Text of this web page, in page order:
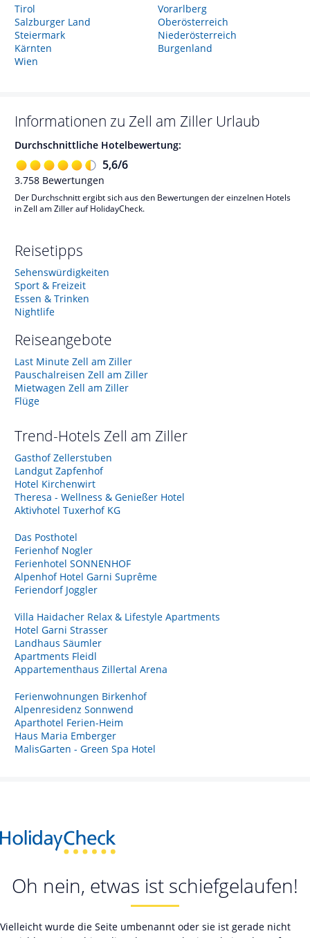
Tirol
Salzburger Land
Steiermark
Kärnten
Wien
Vorarlberg
Oberösterreich
Niederösterreich
Burgenland
Informationen zu Zell am Ziller Urlaub
Durchschnittliche Hotelbewertung:
5,6/6
3.758 Bewertungen
Der Durchschnitt ergibt sich aus den Bewertungen der einzelnen Hotels
in Zell am Ziller auf HolidayCheck.
Reisetipps
Sehenswürdigkeiten
Sport & Freizeit
Essen & Trinken
Nightlife
Reiseangebote
Last Minute Zell am Ziller
Pauschalreisen Zell am Ziller
Mietwagen Zell am Ziller
Flüge
Trend-Hotels Zell am Ziller
Gasthof Zellerstuben
Landgut Zapfenhof
Hotel Kirchenwirt
Theresa - Wellness & Genießer Hotel
Aktivhotel Tuxerhof KG
Das Posthotel
Ferienhof Nogler
Ferienhotel SONNENHOF
Alpenhof Hotel Garni Suprême
Feriendorf Joggler
Villa Haidacher Relax & Lifestyle Apartments
Hotel Garni Strasser
Landhaus Säumler
Apartments Fleidl
Appartementhaus Zillertal Arena
Ferienwohnungen Birkenhof
Alpenresidenz Sonnwend
Aparthotel Ferien-Heim
Haus Maria Emberger
MalisGarten - Green Spa Hotel
Oh nein, etwas ist schiefgelaufen!
Vielleicht wurde die Seite umbenannt oder sie ist gerade nicht